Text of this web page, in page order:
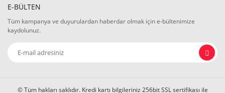
E-BÜLTEN
Tüm kampanya ve duyurulardan haberdar olmak için e-bültenimize
kaydolunuz.
© Tüm hakları saklıdır. Kredi kartı bilgileriniz 256bit SSL sertifikası ile